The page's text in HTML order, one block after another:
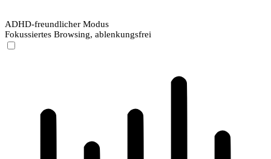
ADHD-freundlicher Modus
Fokussiertes Browsing, ablenkungsfrei